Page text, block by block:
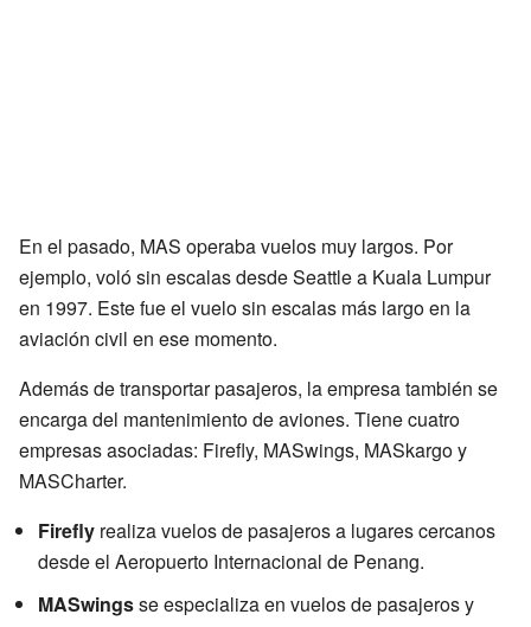
En el pasado, MAS operaba vuelos muy largos. Por
ejemplo, voló sin escalas desde Seattle a Kuala Lumpur
en 1997. Este fue el vuelo sin escalas más largo en la
aviación civil en ese momento.
Además de transportar pasajeros, la empresa también se
encarga del mantenimiento de aviones. Tiene cuatro
empresas asociadas: Firefly, MASwings, MASkargo y
MASCharter.
Firefly realiza vuelos de pasajeros a lugares cercanos
desde el Aeropuerto Internacional de Penang.
MASwingsse especializa en vuelos de pasajeros y